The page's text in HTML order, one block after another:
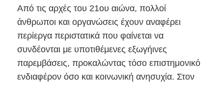
Από τις αρχές του 21ου αιώνα, πολλοί
άνθρωποι και οργανώσεις έχουν αναφέρει
περίεργα περιστατικά που φαίνεται να
συνδέονται με υποτιθέμενες εξωγήινες
παρεμβάσεις, προκαλώντας τόσο επιστημονικό
ενδιαφέρον όσο και κοινωνική ανησυχία. Στον